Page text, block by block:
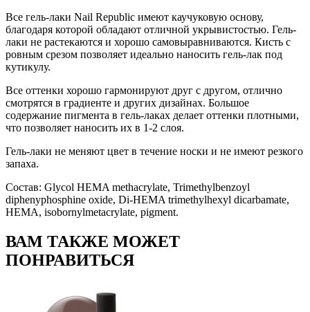
Все гель-лаки Nail Republic имеют каучуковую основу,
благодаря которой обладают отличной укрывистостью. Гель-
лаки не растекаются и хорошо самовыравниваются. Кисть с
ровным срезом позволяет идеально наносить гель-лак под
кутикулу.
Все оттенки хорошо гармонируют друг с другом, отлично
смотрятся в градиенте и других дизайнах. Большое
содержание пигмента в гель-лаках делает оттенки плотными,
что позволяет наносить их в 1-2 слоя.
Гель-лаки не меняют цвет в течение носки и не имеют резкого
запаха.
Состав: Glycol HEMA methacrylate, Trimethylbenzoyl
diphenyphosphine oxide, Di-HEMA trimethylhexyl dicarbamate,
HEMA, isobornylmetacrylate, pigment.
ВАМ ТАКЖЕ МОЖЕТ
ПОНРАВИТЬСЯ